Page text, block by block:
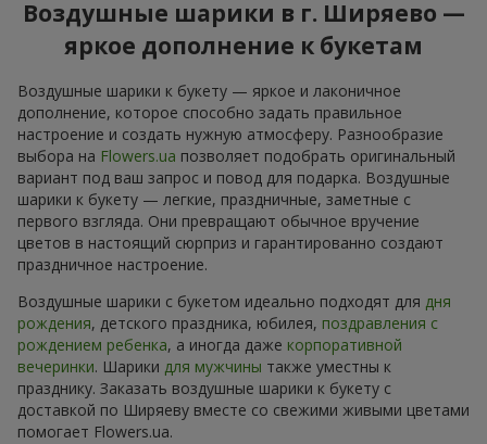
Воздушные шарики в г. Ширяево —
яркое дополнение к букетам
Воздушные шарики к букету — яркое и лаконичное
дополнение, которое способно задать правильное
настроение и создать нужную атмосферу. Разнообразие
выбора на Flowers.ua позволяет подобрать оригинальный
вариант под ваш запрос и повод для подарка. Воздушные
шарики к букету — легкие, праздничные, заметные с
первого взгляда. Они превращают обычное вручение
цветов в настоящий сюрприз и гарантированно создают
праздничное настроение.
Воздушные шарики с букетом идеально подходят для дня
рождения, детского праздника, юбилея, поздравления с
рождением ребенка, а иногда даже корпоративной
вечеринки. Шарики для мужчины также уместны к
празднику. Заказать воздушные шарики к букету с
доставкой по Ширяеву вместе со свежими живыми цветами
помогает Flowers.ua.